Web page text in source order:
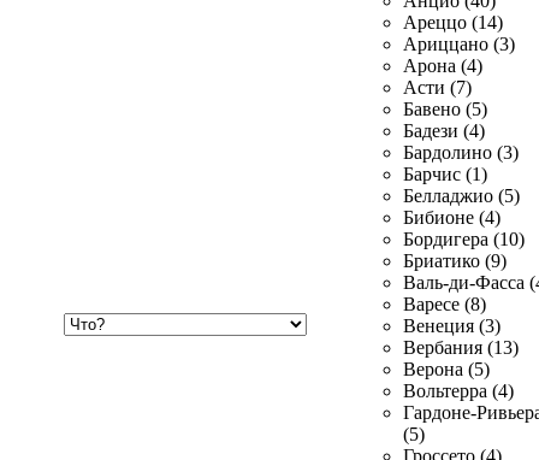
Ареццо (14)
Ариццано (3)
Арона (4)
Асти (7)
Бавено (5)
Бадези (4)
Бардолино (3)
Барчис (1)
Белладжио (5)
Бибионе (4)
Бордигера (10)
Бриатико (9)
Валь-ди-Фасса
Варесе (8)
Венеция (3)
Вербания (13)
Верона (5)
Вольтерра (4)
Гардоне-
(5)
Гроссето (4)